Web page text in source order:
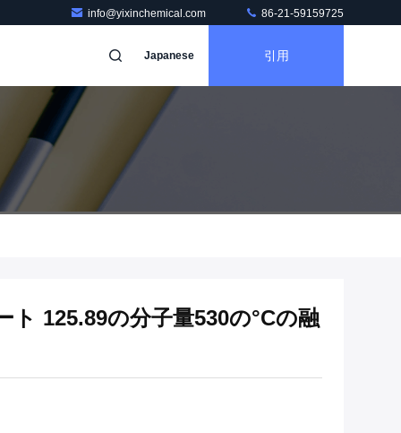
info@yixinchemical.com 86-21-59159725
Japanese 引用
125.89の分子量530の°Cの融